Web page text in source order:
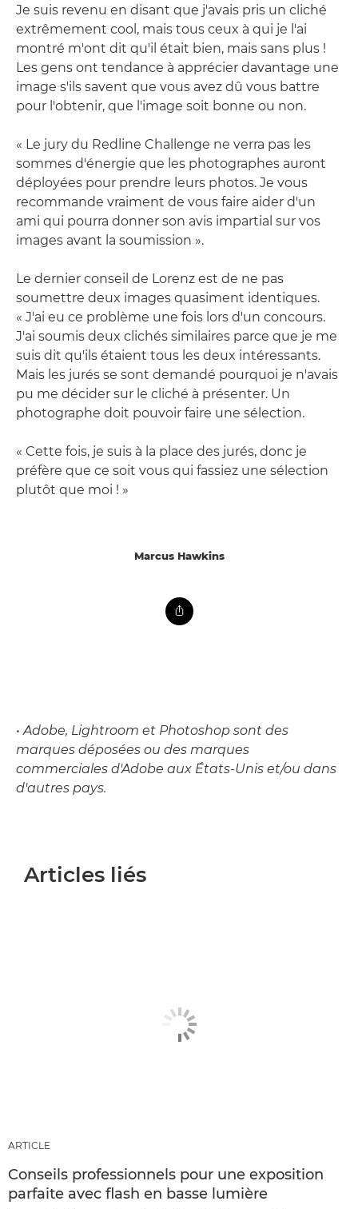
Je suis revenu en disant que j'avais pris un cliché
extrêmement cool, mais tous ceux à qui je l'ai
montré m'ont dit qu'il était bien, mais sans plus !
Les gens ont tendance à apprécier davantage une
image s'ils savent que vous avez dû vous battre
pour l'obtenir, que l'image soit bonne ou non.
« Le jury du Redline Challenge ne verra pas les
sommes d'énergie que les photographes auront
déployées pour prendre leurs photos. Je vous
recommande vraiment de vous faire aider d'un
ami qui pourra donner son avis impartial sur vos
images avant la soumission ».
Le dernier conseil de Lorenz est de ne pas
soumettre deux images quasiment identiques.
« J'ai eu ce problème une fois lors d'un concours.
J'ai soumis deux clichés similaires parce que je me
suis dit qu'ils étaient tous les deux intéressants.
Mais les jurés se sont demandé pourquoi je n'avais
pu me décider sur le cliché à présenter. Un
photographe doit pouvoir faire une sélection.
« Cette fois, je suis à la place des jurés, donc je
préfère que ce soit vous qui fassiez une sélection
plutôt que moi ! »
Marcus Hawkins
• Adobe, Lightroom et Photoshop sont des
marques déposées ou des marques
commerciales d'Adobe aux États-Unis et/ou dans
d'autres pays.
Articles liés
ARTICLE
Conseils professionnels pour une exposition
parfaite avec flash en basse lumière